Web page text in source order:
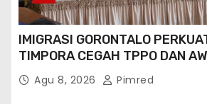
IMIGRASI GORONTALO
TIMPORA CEGAH TPPO DAN
ORANG ASING DI GORONTALO
Agu 8, 2026 Pimred